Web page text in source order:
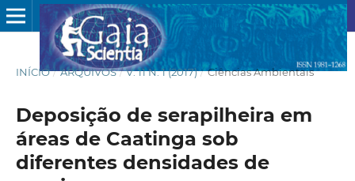
INÍCIO / ARQUIVOS / V. 11 N. 1 (2017) / Ciências Ambientais
Deposição de serapilheira em
áreas de Caatinga sob
diferentes densidades de